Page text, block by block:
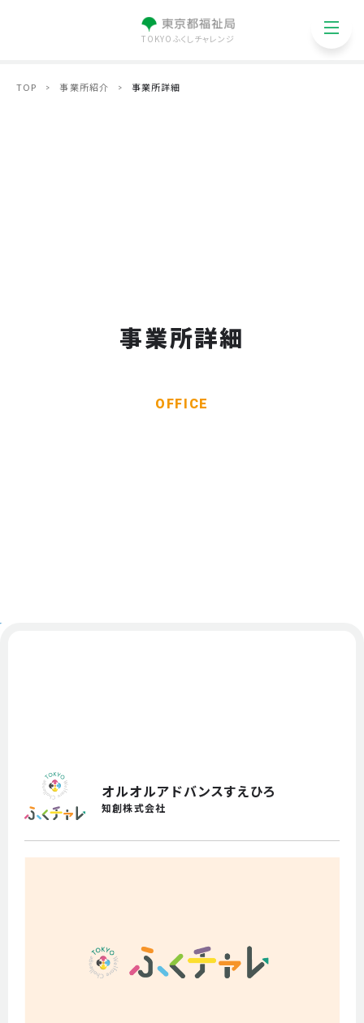
TOKYOふくしチャレンジ
事業者の方
TOP 事業所紹介 事業所詳細
事業所詳細
OFFICE
オルオルアドバンスすえひろ
知創株式会社